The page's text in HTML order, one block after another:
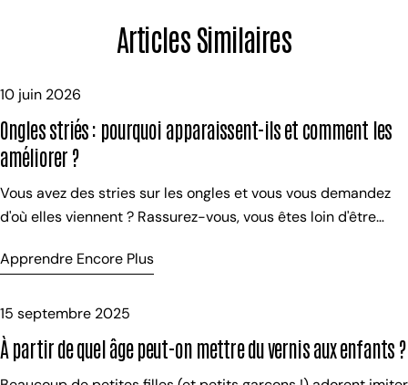
Articles Similaires
10 juin 2026
Ongles striés : pourquoi apparaissent-ils et comment les
améliorer ?
Vous avez des stries sur les ongles et vous vous demandez
d'où elles viennent ? Rassurez-vous, vous êtes loin d'être
particulier avec l'âge. Pourtant, ils restent mal compris et
plupart du temps, ces stries ne sont pas inquiétantes. En
revanche, elles peuvent être disgracieuses, accrocher la
lumière, compliquer l'application du vernis ou donner
Apprendre Encore Plus
15 septembre 2025
À partir de quel âge peut-on mettre du vernis aux enfants ?